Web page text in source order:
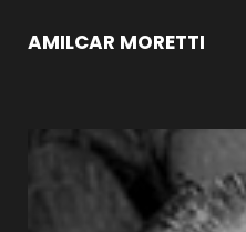
AMILCAR MORETTI